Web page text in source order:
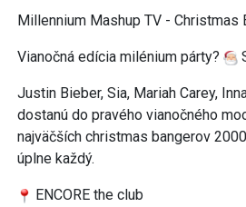
Millennium Mashup TV - Christmas
Vianočná edícia milénium párty?
Justin Bieber, Sia, Mariah Carey,
dostanú do pravého vianočného
najväčších christmas bangerov
úplne každý.
ENCORE the club